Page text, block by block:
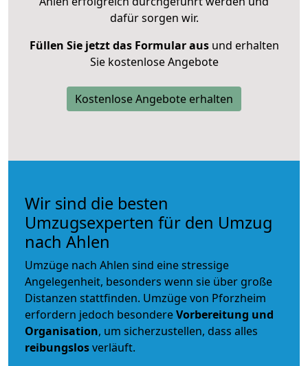
dafür sorgen wir.
Füllen Sie jetzt das Formular ausund erhalten
Sie kostenlose Angebote
Kostenlose Angebote erhalten
Wir sind die besten
Umzugsexperten für den Umzug
nach Ahlen
Umzüge nach Ahlen sind eine stressige
Angelegenheit, besonders wenn sie über große
Distanzen stattfinden. Umzüge von Pforzheim
erfordern jedoch besondereVorbereitung und
Organisation, um sicherzustellen, dass alles
reibungslosverläuft.